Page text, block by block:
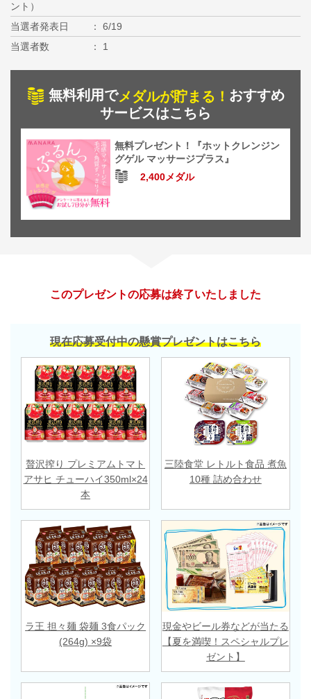
ント）
当選者発表日
6/19
当選者数
1
無料利用でメダルが貯まる！ おすすめ
サービスはこちら
無料プレゼント！『ホットクレンジン
グゲル マッサージプラス』
2,400メダル
このプレゼントの応募は終了いたしました
現在応募受付中の懸賞プレゼントはこちら
贅沢搾り プレミアムトマト
アサヒ チューハイ350ml×24
本
三陸食堂 レトルト食品 煮魚
10種 詰め合わせ
ラ王 担々麺 袋麺 3食パック
(264g) ×9袋
現金やビール券などが当たる
【夏を満喫！スペシャルプレ
ゼント】